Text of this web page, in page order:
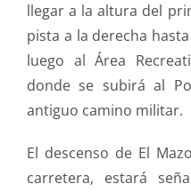
llegar a la altura del
pista a la derecha
luego al Área
donde se subirá al
antiguo camino militar.
El descenso de El
carretera, estará